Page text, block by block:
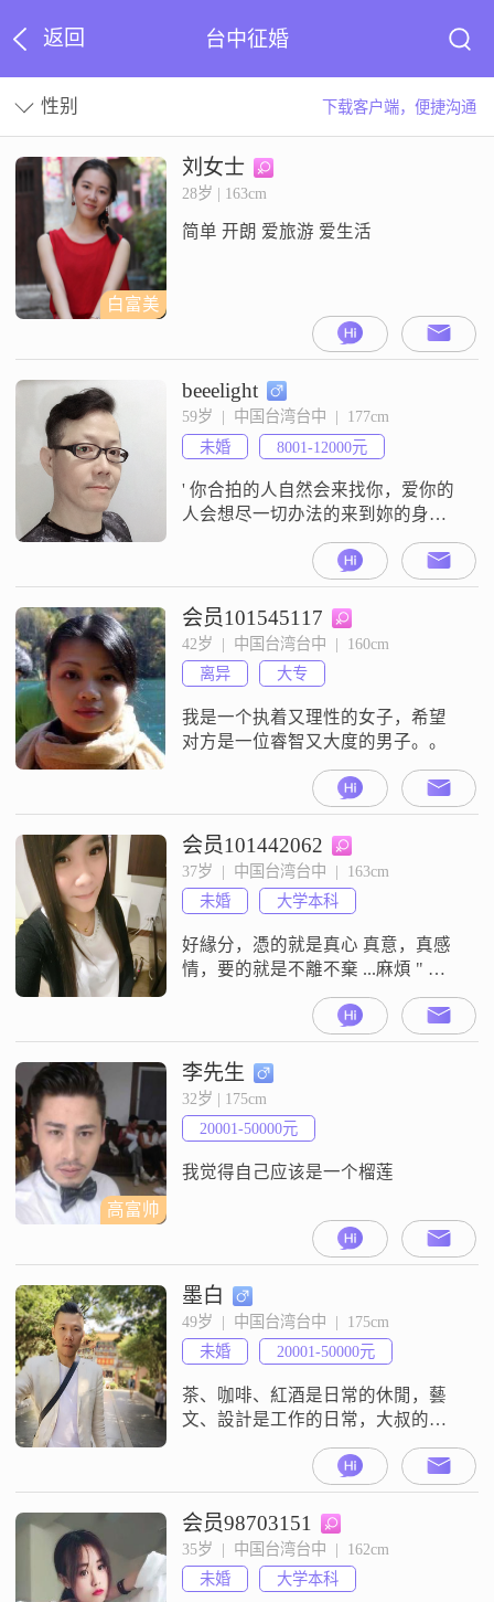
返回 台中征婚
性别 下载客户端，便捷沟通
白富美
刘女士
28岁 | 163cm
简单 开朗 爱旅游 爱生活
beeelight
59岁  |  中国台湾台中  |  177cm
未婚
8001-12000元
' 你合拍的人自然会来找你，爱你的
人会想尽一切办法的来到妳的身
边；凡走过必留下痕迹，只要有痕
迹可寻就能够寻找到彼此' ，彼此有
心，就绝对可以寻找到彼此的___感
谢妳的驻留並认真地阅览我的介
绍，祝福我们所有心中有爱的人，
都能夠寻找到彼此心中的右先生及
右小姐!
会员101545117
42岁  |  中国台湾台中  |  160cm
离异
大专
我是一个执着又理性的女子，希望
对方是一位睿智又大度的男子。。
会员101442062
37岁  |  中国台湾台中  |  163cm
未婚
大学本科
好緣分，憑的就是真心 真意，真感
情，要的就是不離不棄 ...麻煩 " 無
高富帅
李先生
32岁 | 175cm
20001-50000元
我觉得自己应该是一个榴莲
墨白
49岁  |  中国台湾台中  |  175cm
未婚
20001-50000元
茶、咖啡、紅酒是日常的休閒，藝
文、設計是工作的日常，大叔的年
紀仍然有顆赤子之心，可以沉著穩
重也能熱血青春，但歲月仍然是把
殺豬刀，把我的年少一刀刀的割去
餵食那些曾今的年歲
会员98703151
35岁  |  中国台湾台中  |  162cm
未婚
大学本科